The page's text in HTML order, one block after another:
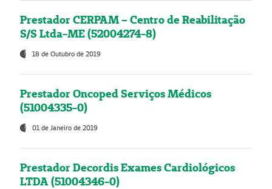
Prestador CERPAM – Centro de Reabilitação
S/S Ltda-ME (52004274-8)
18 de Outubro de 2019
Prestador Oncoped Serviços Médicos
(51004335-0)
01 de Janeiro de 2019
Prestador Decordis Exames Cardiológicos
LTDA (51004346-0)